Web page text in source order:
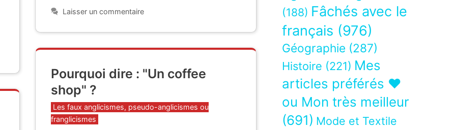
Laisser un commentaire
Pourquoi dire : "Un coffee
shop" ?
Catégories
Les faux anglicismes, pseudo-anglicismes ou
franglicismes
(188) Fâchés avec le
français (976)
Géographie (287)
Histoire (221) Mes
articles préférés ❤
ou Mon très meilleur
(691) Mode et Textile